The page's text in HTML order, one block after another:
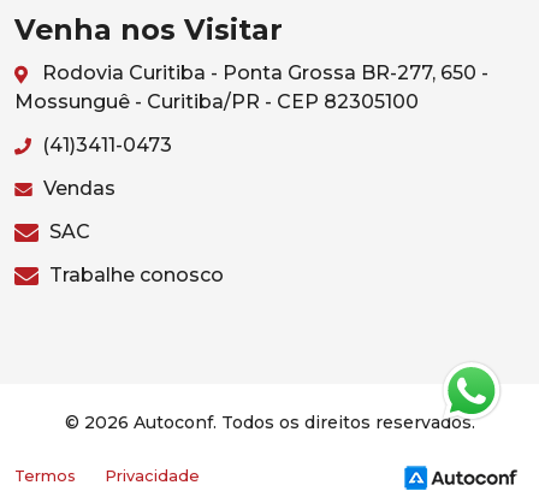
Venha nos Visitar
Rodovia Curitiba - Ponta Grossa BR-277, 650 -
Mossunguê - Curitiba/PR - CEP 82305100
(41)3411-0473
Vendas
SAC
Trabalhe conosco
© 2026 Autoconf. Todos os direitos reservados.
Termos Privacidade